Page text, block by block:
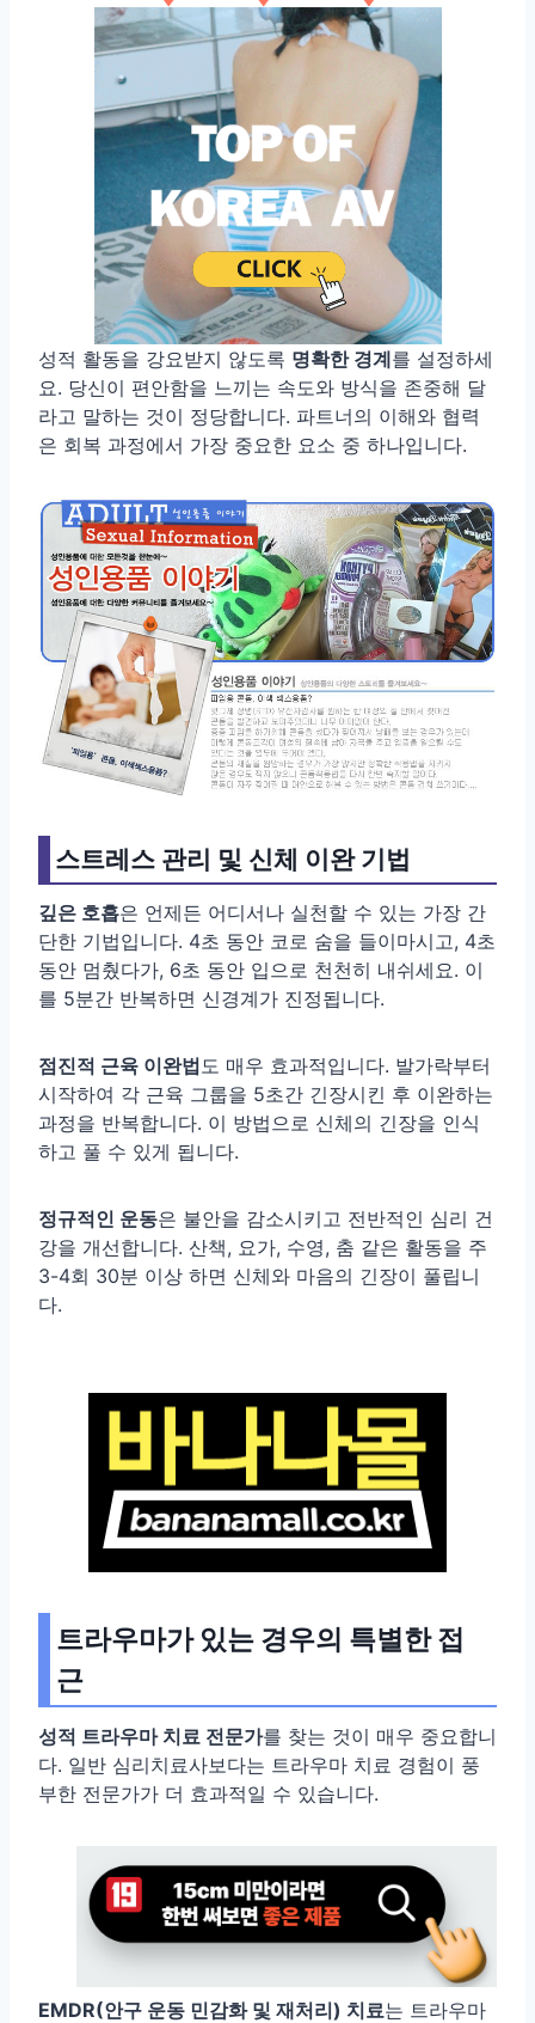
성적 활동을 강요받지 않도록 명확한 경계를 설정하세
요. 당신이 편안함을 느끼는 속도와 방식을 존중해 달
라고 말하는 것이 정당합니다. 파트너의 이해와 협력
은 회복 과정에서 가장 중요한 요소 중 하나입니다.
스트레스 관리 및 신체 이완 기법
깊은 호흡은 언제든 어디서나 실천할 수 있는 가장 간
단한 기법입니다. 4초 동안 코로 숨을 들이마시고, 4초
동안 멈췄다가, 6초 동안 입으로 천천히 내쉬세요. 이
를 5분간 반복하면 신경계가 진정됩니다.
점진적 근육 이완법 도 매우 효과적입니다. 발가락부터
시작하여 각 근육 그룹을 5초간 긴장시킨 후 이완하는
과정을 반복합니다. 이 방법으로 신체의 긴장을 인식
하고 풀 수 있게 됩니다.
정규적인 운동은 불안을 감소시키고 전반적인 심리 건
강을 개선합니다. 산책, 요가, 수영, 춤 같은 활동을 주
3-4회 30분 이상 하면 신체와 마음의 긴장이 풀립니
다.
트라우마가 있는 경우의 특별한 접
근
성적 트라우마 치료 전문가를 찾는 것이 매우 중요합니
다. 일반 심리치료사보다는 트라우마 치료 경험이 풍
부한 전문가가 더 효과적일 수 있습니다.
EMDR(안구 운동 민감화 및 재처리) 치료는 트라우마